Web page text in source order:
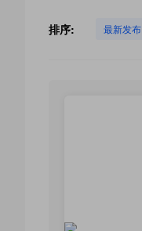
排序: 最新发布